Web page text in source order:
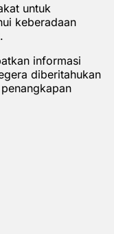
untuk
keberadaan
informasi
diberitahukan